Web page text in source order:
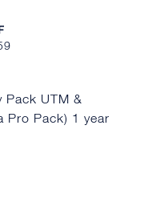
UTM &
Pro Pack) 1 year